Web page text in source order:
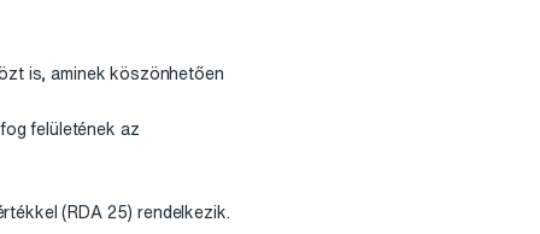
is, aminek köszönhetően
felületének az
(RDA 25) rendelkezik.